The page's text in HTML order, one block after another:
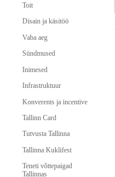
Toit
Disain ja käsitöö
Vaba aeg
Sündmused
Inimesed
Infrastruktuur
Konverents ja incentive
Tallinn Card
Tutvusta Tallinna
Tallinna Kuklifest
Teneti võttepaigad
Tallinnas